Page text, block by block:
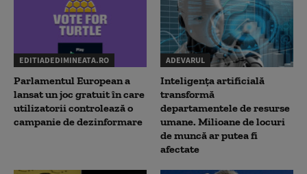
EDITIADEDIMINEATA.RO
Parlamentul European a
lansat un joc gratuit în care
utilizatorii controlează o
campanie de dezinformare
ADEVARUL
Inteligența artificială
transformă
departamentele de resurse
umane. Milioane de locuri
de muncă ar putea fi
afectate